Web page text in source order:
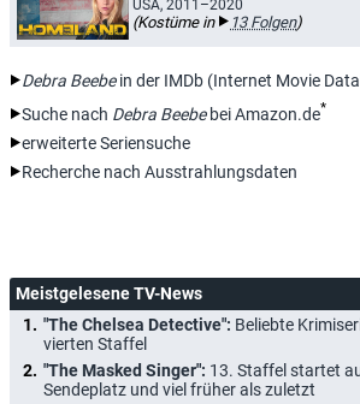
USA, 2011–2020
(Kostüme in 13 Folgen)
Debra Beebein der IMDb (Internet Movie
Suche nach Debra Beebebei Amazon.de*
erweiterte Seriensuche
Recherche nach Ausstrahlungsdaten
Meistgelesene TV-News
"The Chelsea Detective": Beliebte
vierten Staffel
"The Masked Singer": 13. Staffel startet
Sendeplatz und viel früher als zuletzt